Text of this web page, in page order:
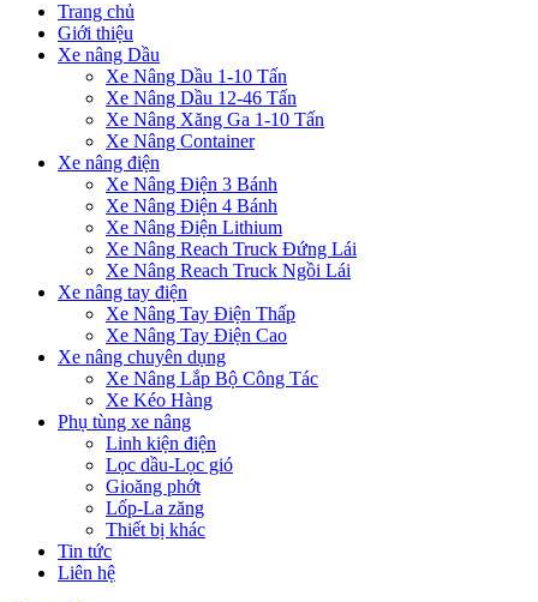
Trang chủ
Giới thiệu
Xe nâng Dầu
Xe Nâng Dầu 1-10 Tấn
Xe Nâng Dầu 12-46 Tấn
Xe Nâng Xăng Ga 1-10 Tấn
Xe Nâng Container
Xe nâng điện
Xe Nâng Điện 3 Bánh
Xe Nâng Điện 4 Bánh
Xe Nâng Điện Lithium
Xe Nâng Reach Truck Đứng Lái
Xe Nâng Reach Truck Ngồi Lái
Xe nâng tay điện
Xe Nâng Tay Điện Thấp
Xe Nâng Tay Điện Cao
Xe nâng chuyên dụng
Xe Nâng Lắp Bộ Công Tác
Xe Kéo Hàng
Phụ tùng xe nâng
Linh kiện điện
Lọc dầu-Lọc gió
Gioăng phớt
Lốp-La zăng
Thiết bị khác
Tin tức
Liên hệ